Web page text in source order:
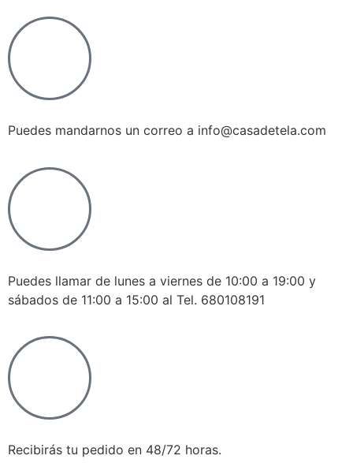
Puedes mandarnos un correo a info@casadetela.com
Puedes llamar de lunes a viernes de 10:00 a 19:00 y
sábados de 11:00 a 15:00 al Tel. 680108191
Recibirás tu pedido en 48/72 horas.